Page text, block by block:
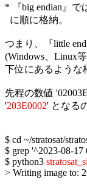
* 『big endian』で
  に順に格納。
つまり、『little
(Windows、Linux
下位にあるような
先程の数値
'203E0002' となる
$ cd ~/stratosat/
$ grep '^2023-08-17
$ python3
> Writing image to: